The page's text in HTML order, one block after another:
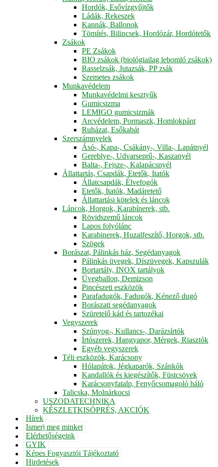
Hordók, Esővízgyűjtők
Ládák, Rekeszek
Kannák, Ballonok
Tömítés, Bilincsek, Hordózár, Hordótetők
Zsákok
PE Zsákok
BIO zsákok (biológiailag lebomló zsákok)
Rasselzsák, Jutazsák, PP zsák
Szemetes zsákok
Munkavédelem
Munkavédelmi kesztyűk
Gumicsizma
LEMIGO gumicsizmák
Arcvédelem, Pormaszk, Homlokpánt
Ruházat, Esőkabát
Szerszámnyelek
Ásó-, Kapa-, Csákány-, Villa-, Lapátnyél
Gereblye-, Udvarseprű-, Kaszanyél
Balta-, Fejsze-, Kalapácsnyél
Állattartás, Csapdák, Etetők, Itatók
Állatcsapdák, Élvefogók
Etetők, Itatók, Madáretető
Állattartási kötelek és láncok
Láncok, Horgok, Karabínerek, stb.
Rövidszemű láncok
Lapos folyólánc
Karabinerek, Huzalfeszítő, Horgok, stb.
Szögek
Borászat, Pálinkás ház, Segédanyagok
Pálinkás üvegek, Díszüvegek, Kapszulák
Bortartály, INOX tartályok
Üvegballon, Demizson
Pincészeti eszközök
Parafadugók, Fadugók, Kénező dugó
Borászati segédanyagok
Szüretelő kád és tartozékai
Vegyszerek
Szúnyog-, Kullancs-, Darázsírtók
Írtószerek, Hangyapor, Mérgek, Riasztók
Egyéb vegyszerek
Téli eszközök, Karácsony
Hólapátok, Jégkaparók, Szánkók
Kandallók és kiegészítők, Füstcsövek
Karácsonyfatalp, Fenyőcsomagoló háló
Talicska, Molnárkocsi
USZODATECHNIKA
KÉSZLETKISÖPRÉS, AKCIÓK
Hírek
Ismerj meg minket
Elérhetőségeink
GYIK
Képes Fogyasztói Tájékoztató
Hirdetések